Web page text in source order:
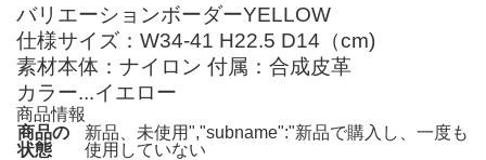
バリエーションボーダーYELLOW
仕様サイズ：W34-41 H22.5 D14（cm)
素材本体：ナイロン 付属：合成皮革
カラー...イエロー
商品情報
商品の
状態
新品、未使用","subname":"新品で購入し、一度も
使用していない